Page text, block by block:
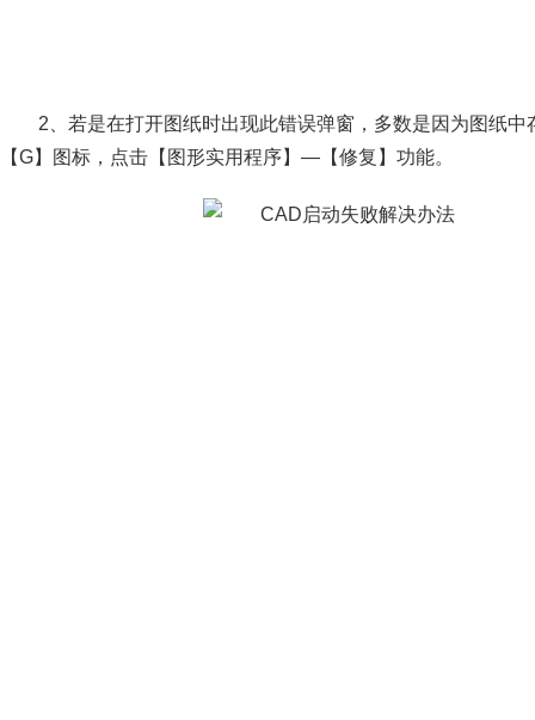
2、若是在打开图纸时出现此错误弹窗，多数是因为图纸
【G】图标，点击【图形实用程序】—【修复】功能。